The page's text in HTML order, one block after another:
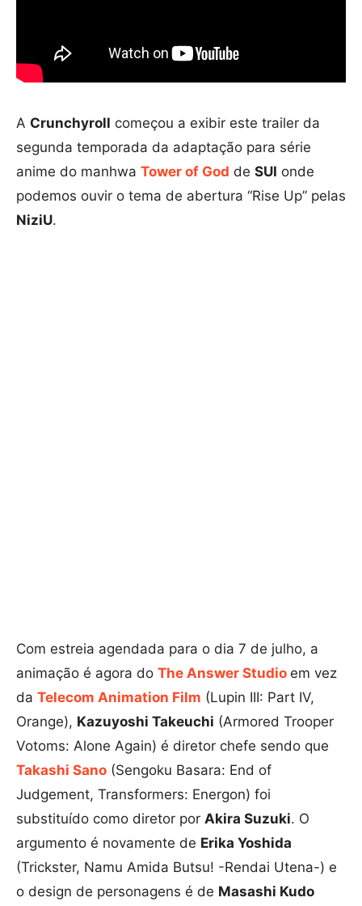
A Crunchyroll começou a exibir este trailer da
segunda temporada da adaptação para série
anime do manhwa Tower of God de SUI onde
podemos ouvir o tema de abertura “Rise Up” pelas
NiziU.
Com estreia agendada para o dia 7 de julho, a
animação é agora do The Answer Studio em vez
da Telecom Animation Film (Lupin III: Part IV,
Orange), Kazuyoshi Takeuchi (Armored Trooper
Votoms: Alone Again) é diretor chefe sendo que
Takashi Sano (Sengoku Basara: End of
Judgement, Transformers: Energon) foi
substituído como diretor por Akira Suzuki. O
argumento é novamente de Erika Yoshida
(Trickster, Namu Amida Butsu! -Rendai Utena-) e
o design de personagens é de Masashi Kudo